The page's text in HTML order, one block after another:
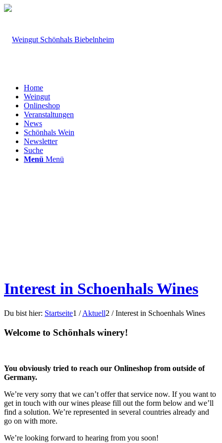
Home
Weingut
Onlineshop
Veranstaltungen
News
Schönhals Wein
Newsletter
Suche
Menü Menü
Interest in Schoenhals Wines
Du bist hier: Startseite1 / Aktuell2 / Interest in Schoenhals Wines
Welcome to Schönhals winery!
You obviously tried to reach our Onlineshop from outside of
Germany.
We’re very sorry that we can’t offer that service now. If you want to
get in touch with our wines please fill out the form below and we’ll
find a solution. We’re represented in several countries already and
go on with more.
We’re looking forward to hearing from you soon!